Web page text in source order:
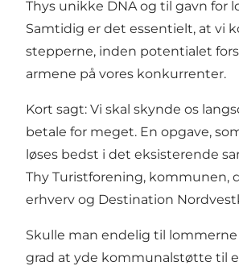
Thys unikke DNA og til gavn for
Samtidig er det essentielt, at vi
stepperne, inden potentialet
armene på vores konkurrenter.
Kort sagt: Vi skal skynde os
betale for meget. En opgave,
løses bedst i det eksisterende
Thy Turistforening, kommunen,
erhverv og Destination
Skulle man endelig til lommerne
grad at yde kommunalstøtte til